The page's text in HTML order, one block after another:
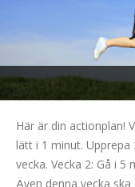
Här är din actionplan!
lätt i 1 minut. Upprepa
vecka. Vecka 2: Gå i 5
Även denna vecka ska